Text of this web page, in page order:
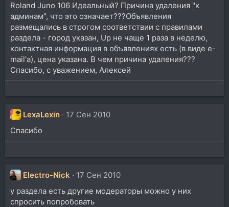
Roland Juno 106 Идеальный? Причина удаления "к
админам", что это означает???Объявления
размещались в строгом соответствии с правилами
раздела - город указан, Up не чаще 1 раза в неделю,
контактная информация в объявлениях есть (в виде e-
mail'a), цена указана. В чем причина удаления???
Спасибо, с уважением, Алексей
LexaLexin
17 Сен 2010
Спасибо
Electro-Nick
17 Сен 2010
у раздела есть другие модераторы можно у них
спросить попробовать